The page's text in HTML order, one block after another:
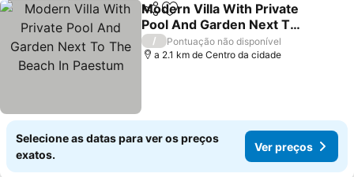
PartilharAdicionar aos favoritos
Modern Villa With Private
Pool And Garden Next To
The Beach In Paestum
/
Pontuação não disponível
a 2.1 km de Centro da cidade
Selecione as datas para ver os preços
exatos.
Ver preços